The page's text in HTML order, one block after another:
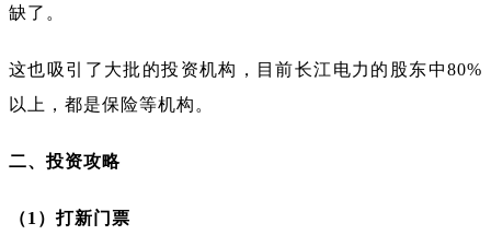
缺了。
这也吸引了大批的投资机构，目前长江电力的股东中80%
以上，都是保险等机构。
二、投资攻略
（1）打新门票